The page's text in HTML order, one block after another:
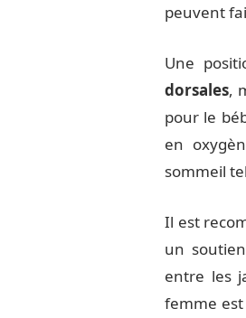
peuvent
Une
dorsales,
pour le
en
sommeil
Il est
un
entre les
femme